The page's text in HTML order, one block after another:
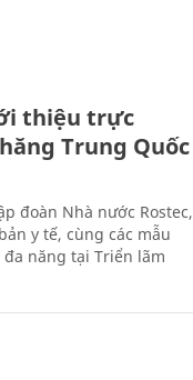
thiệu trực
Trung Quốc
đoàn Nhà nước Rostec,
y tế, cùng các mẫu
đa năng tại Triển lãm